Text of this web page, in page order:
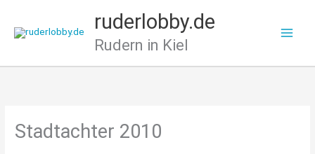
Inhalt
ruderlobby.de
Rudern in Kiel
Stadtachter 2010